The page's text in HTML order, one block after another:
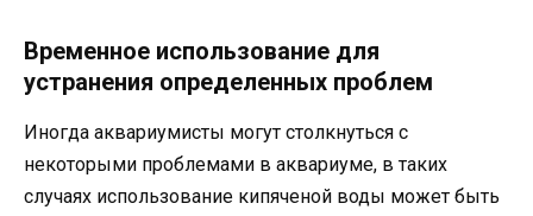
Временное использование для
устранения определенных проблем
Иногда аквариумисты могут столкнуться с
некоторыми проблемами в аквариуме, в таких
случаях использование кипяченой воды может быть